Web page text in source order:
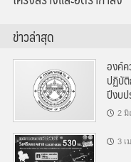
ข่าวล่าสุด
องค์
ปฏิบั
ปีงบ
2 มิ
3 เ